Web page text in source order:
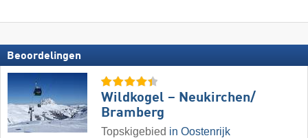
Beoordelingen
Wildkogel – Neukirchen/​
Bramberg
Topskigebied in Oostenrijk